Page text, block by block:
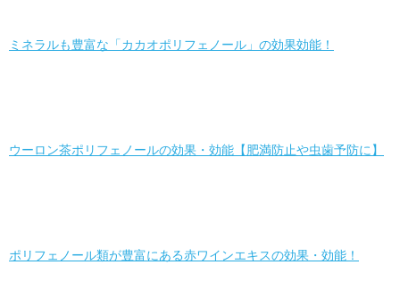
ミネラルも豊富な「カカオポリフェノール」の効果効能！
ウーロン茶ポリフェノールの効果・効能【肥満防止や虫歯予防に】
ポリフェノール類が豊富にある赤ワインエキスの効果・効能！